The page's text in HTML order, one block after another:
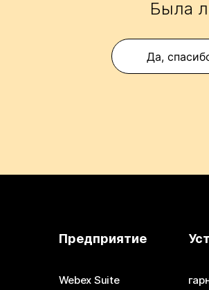
Была
Да,
Предприятие
Webex Suite